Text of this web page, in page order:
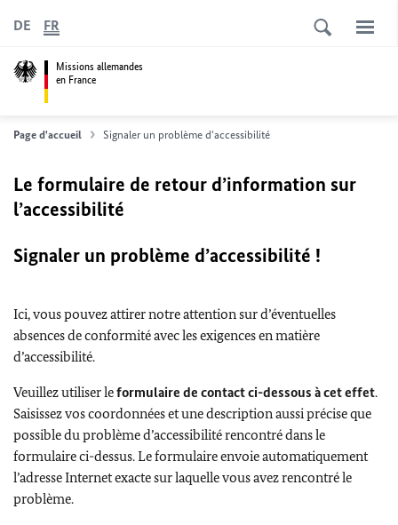
Missions allemandes
en France
DE FR
Page d'accueil Signaler un problème d'accessibilité
Le formulaire de retour d’information sur
l’accessibilité
Signaler un problème d’accessibilité !
Ici, vous pouvez attirer notre attention sur d’éventuelles
absences de conformité avec les exigences en matière
d’accessibilité.
Veuillez utiliser leformulaire de contact ci-dessous à cet effet.
Saisissez vos coordonnées et une description aussi précise que
possible du problème d’accessibilité rencontré dans le
formulaire ci-dessus. Le formulaire envoie automatiquement
l’adresse Internet exacte sur laquelle vous avez rencontré le
problème.